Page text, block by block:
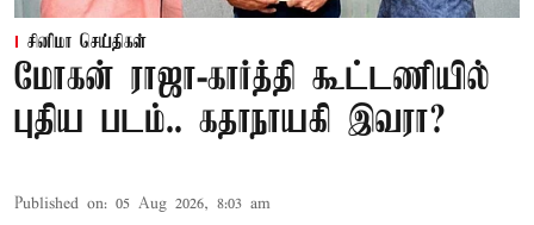
சினிமா செய்திகள்
மோகன் ராஜா-கார்த்தி கூட்டணியில்
புதிய படம்.. கதாநாயகி இவரா?
Published on: 05 Aug 2026, 8:03 am